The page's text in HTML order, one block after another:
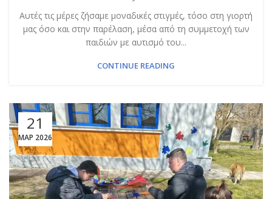
Αυτές τις μέρες ζήσαμε μοναδικές στιγμές, τόσο στη γιορτή
μας όσο και στην παρέλαση, μέσα από τη συμμετοχή των
παιδιών με αυτισμό του...
CONTINUE READING
21
ΜΑΡ 2026